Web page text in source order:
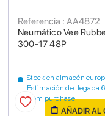
Neumático Vee
300-17 48P
Referencia : AA4872
Stock en almacén
Estimación de llegada
from purchase
AÑADIR AL